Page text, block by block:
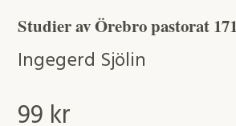
Studier av Örebro pastorat
Ingegerd Sjölin
99 kr